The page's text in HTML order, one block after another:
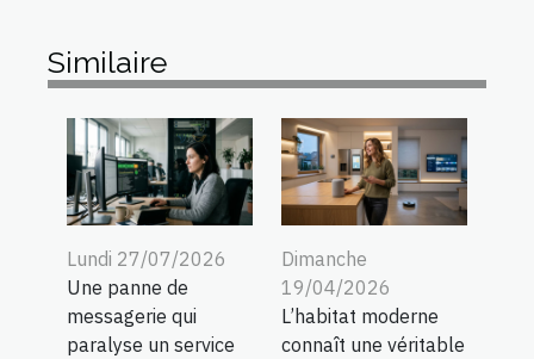
Similaire
Lundi 27/07/2026
Une panne de
messagerie qui
paralyse un service
Dimanche
19/04/2026
L’habitat moderne
connaît une véritable